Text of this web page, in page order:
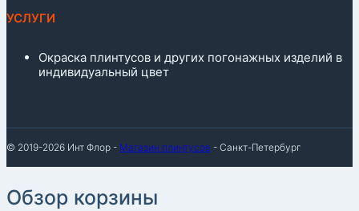
УСЛУГИ
Окраска плинтусов и других погонажных изделий в
индивидуальный цвет
© 2019-2026 Инт Флор - Магазин плинтусов - Санкт-Петербург
Обзор корзины